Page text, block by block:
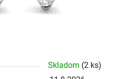
Skladom (2 ks)